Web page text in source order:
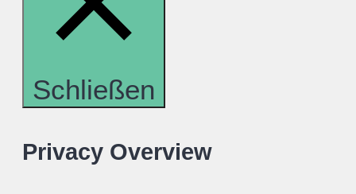
Schließen
Privacy Overview